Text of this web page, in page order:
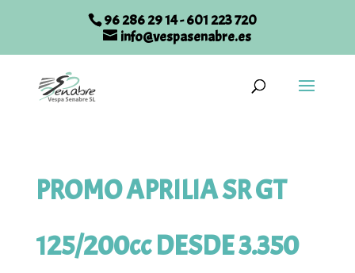
96 286 29 14-601 223 720
info@vespasenabre.es
PROMO APRILIA SR GT
125/200cc DESDE 3.350